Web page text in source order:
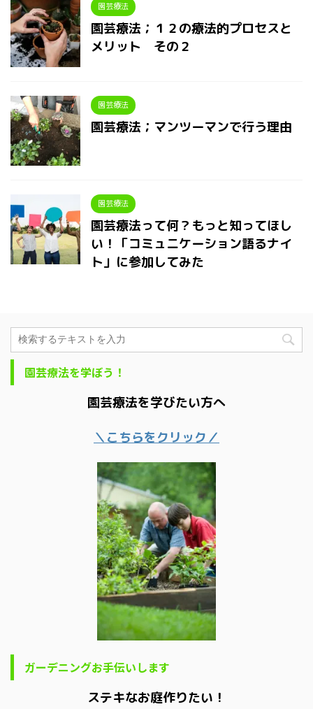
園芸療法
園芸療法；１２の療法的プロセスと
メリット その２
園芸療法
園芸療法；マンツーマンで行う理由
園芸療法
園芸療法って何？もっと知ってほし
い！「コミュニケーション語るナイ
ト」に参加してみた
園芸療法を学ぼう！
園芸療法を学びたい方へ
＼こちらをクリック／
ガーデニングお手伝いします
ステキなお庭作りたい！